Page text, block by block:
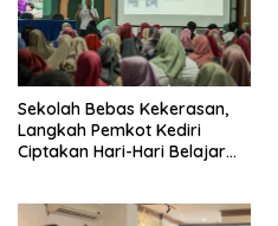
Sekolah Bebas Kekerasan,
Langkah Pemkot Kediri
Ciptakan Hari-Hari Belajar